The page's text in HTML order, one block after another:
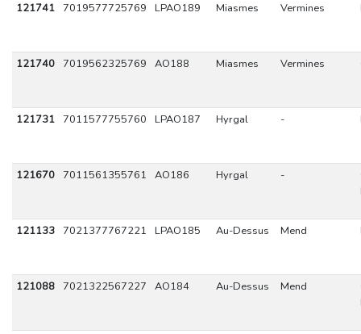
121741 7019577725769 LPAO189 Miasmes Vermines
121740 7019562325769 AO188 Miasmes Vermines
121731 7011577755760 LPAO187 Hyrgal -
121670 7011561355761 AO186 Hyrgal -
121133 7021377767221 LPAO185 Au-Dessus Mend
121088 7021322567227 AO184 Au-Dessus Mend